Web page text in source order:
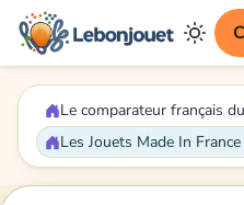
Le comparateur français
Les Jouets Made In